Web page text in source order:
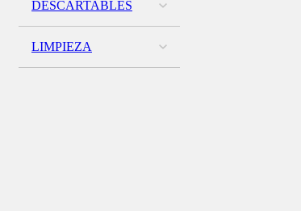
DESCARTABLES
LIMPIEZA